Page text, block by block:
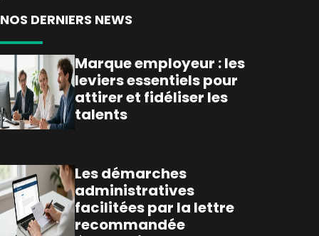
NOS DERNIERS NEWS
Marque employeur : les
leviers essentiels pour
attirer et fidéliser les
talents
Les démarches
administratives
facilitées par la lettre
recommandée